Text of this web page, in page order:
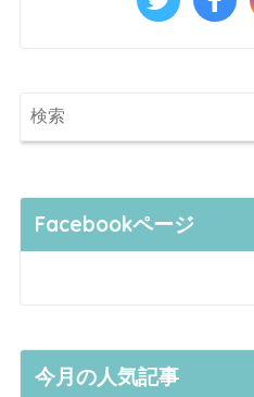
Facebookページ
今月の人気記事